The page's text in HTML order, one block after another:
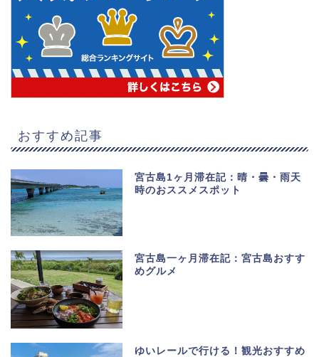
おすすめ記事
宮古島1ヶ月滞在記：晴・曇・雨天
時のおススメスポット
宮古島一ヶ月滞在記：宮古島おすす
めグルメ
ゆいレールで行ける！観光おすすめ